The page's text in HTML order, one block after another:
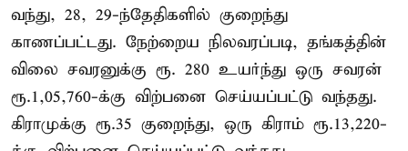
வந்து, 28, 29-ந்தேதிகளில் குறைந்து
காணப்பட்டது. நேற்றைய நிலவரப்படி, தங்கத்தின்
விலை சவரனுக்கு ரூ. 280 உயர்ந்து ஒரு சவரன்
ரூ.1,05,760-க்கு விற்பனை செய்யப்பட்டு வந்தது.
கிராமுக்கு ரூ.35 குறைந்து, ஒரு கிராம் ரூ.13,220-